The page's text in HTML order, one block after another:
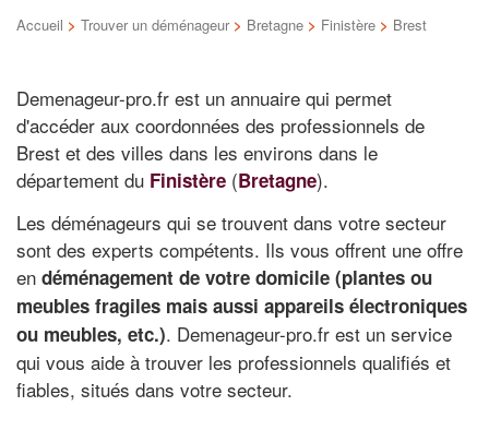
Accueil > Trouver un déménageur > Bretagne > Finistère > Brest
Demenageur-pro.fr est un annuaire qui permet
d'accéder aux coordonnées des professionnels de
Brest et des villes dans les environs dans le
département du Finistère (Bretagne).
Les déménageurs qui se trouvent dans votre secteur
sont des experts compétents. Ils vous offrent une offre
en déménagement de votre domicile (plantes ou
meubles fragiles mais aussi appareils électroniques
ou meubles, etc.). Demenageur-pro.fr est un service
qui vous aide à trouver les professionnels qualifiés et
fiables, situés dans votre secteur.